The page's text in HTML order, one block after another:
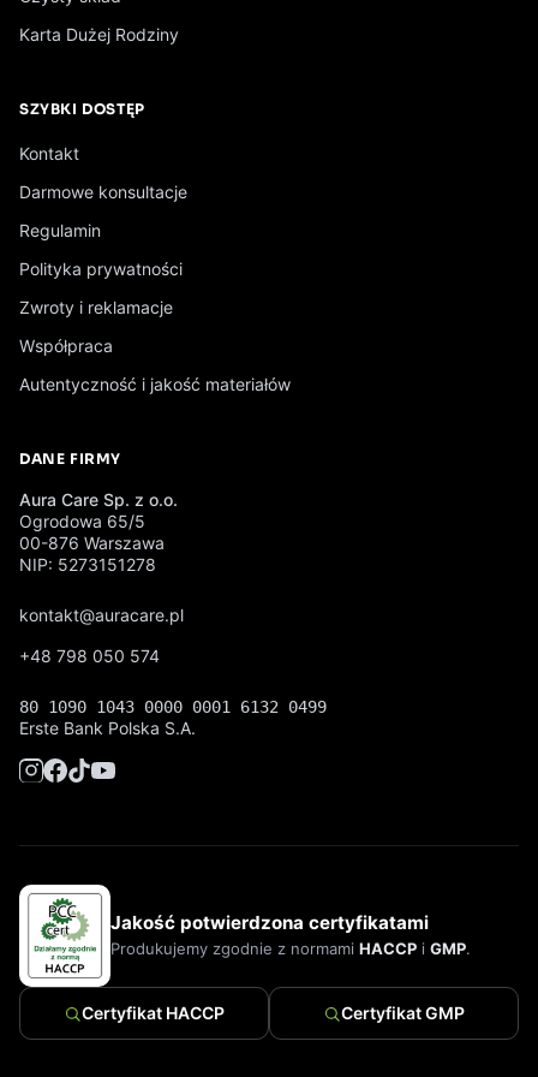
Karta Dużej Rodziny
SZYBKI DOSTĘP
Kontakt
Darmowe konsultacje
Regulamin
Polityka prywatności
Zwroty i reklamacje
Współpraca
Autentyczność i jakość materiałów
DANE FIRMY
Aura Care Sp. z o.o.
Ogrodowa 65/5
00-876 Warszawa
NIP: 5273151278
kontakt@auracare.pl
+48 798 050 574
80 1090 1043 0000 0001 6132 0499
Erste Bank Polska S.A.
Jakość potwierdzona certyfikatami
Produkujemy zgodnie z normami HACCP i GMP.
Certyfikat HACCP Certyfikat GMP